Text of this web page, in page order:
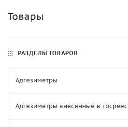
Товары
РАЗДЕЛЫ ТОВАРОВ
Адгезиметры
Адгезиметры внесенные в